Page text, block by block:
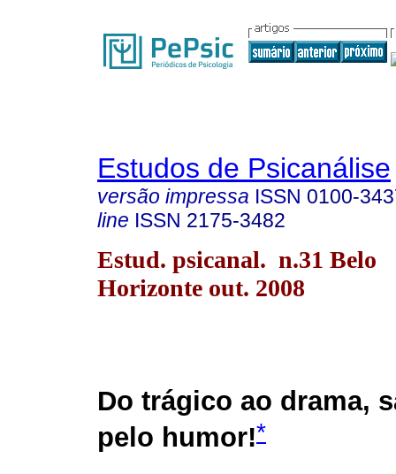
Estudos de Psicanálise
versão impressa ISSN 0100-
line ISSN 2175-3482
Estud. psicanal. n.31 Belo
Horizonte out. 2008
Do trágico ao drama,
pelo humor!*